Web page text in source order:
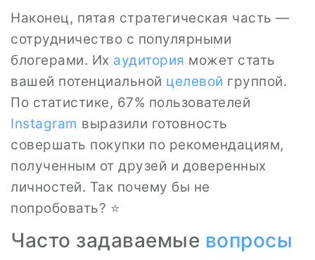
Наконец, пятая стратегическая часть —
сотрудничество с популярными
блогерами. Их аудитория может стать
вашей потенциальной целевой группой.
По статистике, 67% пользователей
Instagram выразили готовность
совершать покупки по рекомендациям,
полученным от друзей и доверенных
личностей. Так почему бы не
попробовать? ⭐
Часто задаваемые вопросы